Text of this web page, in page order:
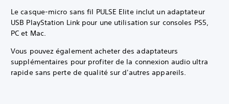
Le casque-micro sans fil PULSE Elite inclut un adaptateur
USB PlayStation Link pour une utilisation sur consoles PS5,
PC et Mac.
Vous pouvez également acheter des adaptateurs
supplémentaires pour profiter de la connexion audio ultra
rapide sans perte de qualité sur d'autres appareils.